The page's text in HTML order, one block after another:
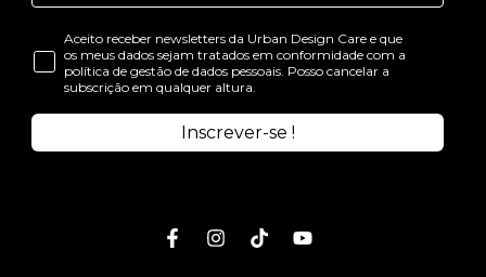
Aceito receber newsletters da Urban Design Care e que
os meus dados sejam tratados em conformidade com a
política de gestão de dados pessoais. Posso cancelar a
subscrição em qualquer altura.
Inscrever-se !
FacebookInstagramTikTokYoutube